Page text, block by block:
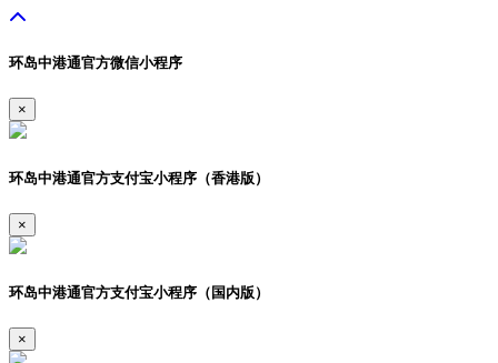
环岛中港通官方微信小程序
×
环岛中港通官方支付宝小程序（香港版）
×
环岛中港通官方支付宝小程序（国内版）
×